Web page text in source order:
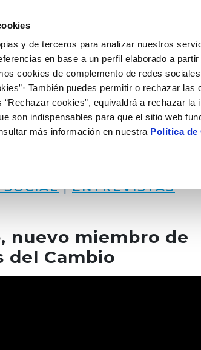
y de terceros para analizar nuestros
en base a un perfil elaborado a
cookies de complemento de redes
También puedes permitir o rechazar
“Rechazar cookies”, equivaldrá a rechazar
son indispensables para que el sitio web
más información en nuestra Política de
SOCIAL|ENTREVISTAS
nuevo miembro de
del Cambio